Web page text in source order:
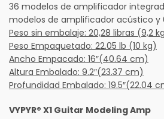
36 modelos de amplificador
modelos de amplificador acústico y
Peso sin embalaje: 20,28 libras (9,2
Peso Empaquetado: 22.05 lb (10 kg)
Ancho Empacado: 16″(40.64 cm)
Altura Embalado: 9.2″(23.37 cm)
Profundidad Embalado: 19.5″(22.04
VYPYR® X1 Guitar Modeling Amp